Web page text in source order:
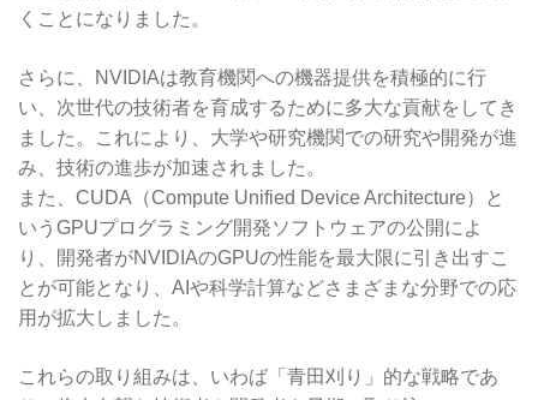
くことになりました。
さらに、NVIDIAは教育機関への機器提供を積極的に行
い、次世代の技術者を育成するために多大な貢献をしてき
ました。これにより、大学や研究機関での研究や開発が進
み、技術の進歩が加速されました。
また、CUDA（Compute Unified Device Architecture）と
いうGPUプログラミング開発ソフトウェアの公開によ
り、開発者がNVIDIAのGPUの性能を最大限に引き出すこ
とが可能となり、AIや科学計算などさまざまな分野での応
用が拡大しました。
これらの取り組みは、いわば「青田刈り」的な戦略であ